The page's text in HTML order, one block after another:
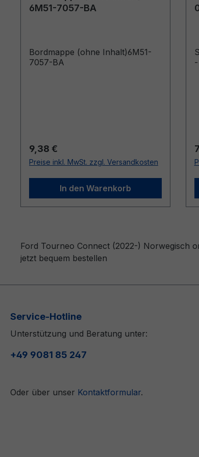
6M51-7057-BA
Bordmappe (ohne Inhalt)6M51-
7057-BA
Regulärer Preis:
9,38 €
Preise inkl. MwSt. zzgl. Versandkosten
In den Warenkorb
Ford Tourneo Connect (2022-) Norwegisch
jetzt bequem bestellen
Service-Hotline
Unterstützung und Beratung unter:
+49 9081 85 247
Oder über unser Kontaktformular.